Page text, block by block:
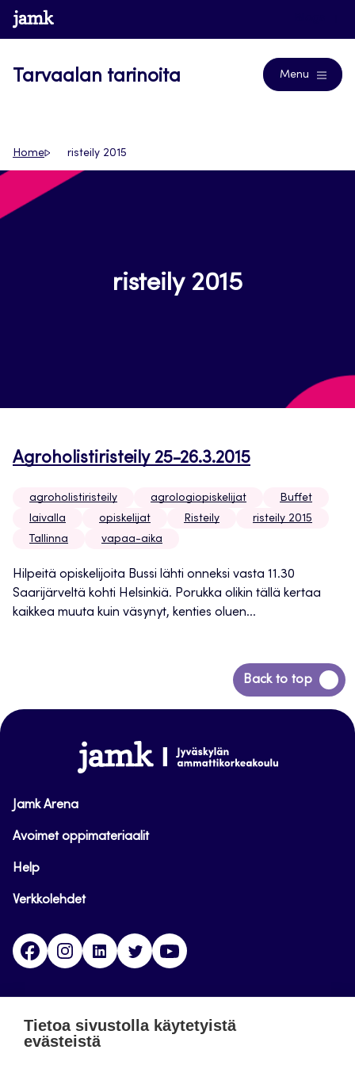
Siirry
suoraan
www.jamk.fi
Tarvaalan tarinoita Menu
Home risteily 2015
risteily 2015
Agroholistiristeily 25-26.3.2015
agroholistiristeily agrologiopiskelijat
Buffet
laivalla
opiskelijat Risteily
risteily 2015
Tallinna
vapaa-aika
Hilpeitä opiskelijoita Bussi lähti onneksi vasta 11.30
Saarijärveltä kohti Helsinkiä. Porukka olikin tällä kertaa
kaikkea muuta kuin väsynyt, kenties oluen...
Back to top
Siirry
takaisin
www.jamk.fi
Jamk Arena
Avoimet oppimateriaalit
Help
Verkkolehdet
FacebookInstagramLinkedinTwitter
Tietoa sivustolla käytetyistä
evästeistä